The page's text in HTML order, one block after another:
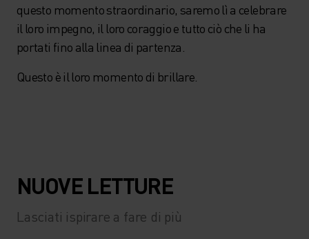
questo momento straordinario, saremo lì a celebrare
il loro impegno, il loro coraggio e tutto ciò che li ha
portati fino alla linea di partenza.
Questo è il loro momento di brillare.
NUOVE LETTURE
Lasciati ispirare a fare di più